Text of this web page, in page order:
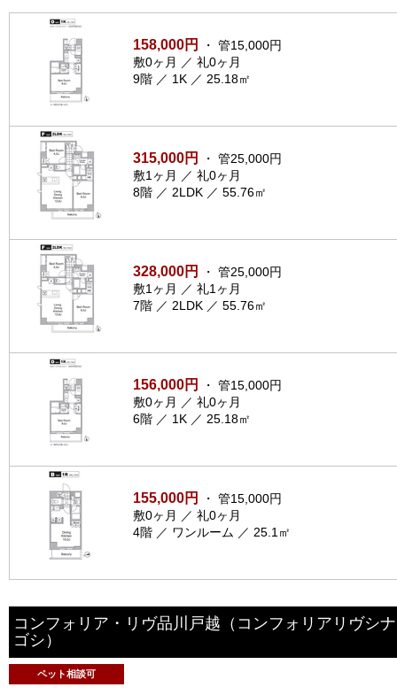
158,000円
・ 管15,000円
敷0ヶ月 ／ 礼0ヶ月
9階 ／ 1K ／ 25.18㎡
315,000円
・ 管25,000円
敷1ヶ月 ／ 礼0ヶ月
8階 ／ 2LDK ／ 55.76㎡
328,000円
・ 管25,000円
敷1ヶ月 ／ 礼1ヶ月
7階 ／ 2LDK ／ 55.76㎡
156,000円
・ 管15,000円
敷0ヶ月 ／ 礼0ヶ月
6階 ／ 1K ／ 25.18㎡
155,000円
・ 管15,000円
敷0ヶ月 ／ 礼0ヶ月
4階 ／ ワンルーム ／ 25.1㎡
コンフォリア・リヴ品川戸越 （コンフォリアリヴシ
ゴシ）
ペット相談可